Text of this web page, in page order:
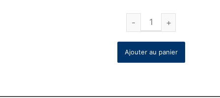
Ajouter au panier